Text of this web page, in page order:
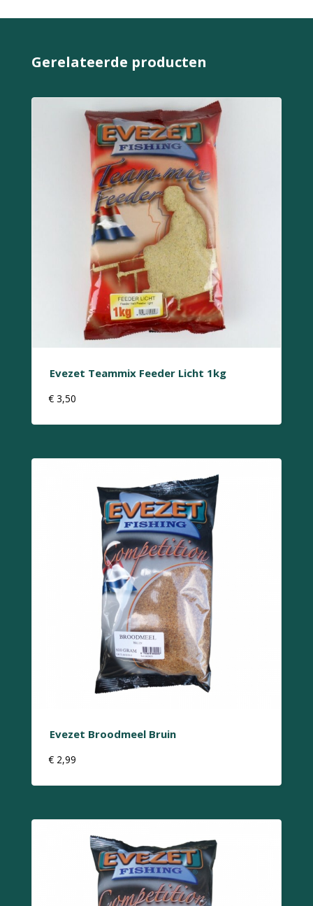
Gerelateerde producten
Evezet Teammix Feeder Licht 1kg
€ 3,50
Evezet Broodmeel Bruin
€ 2,99